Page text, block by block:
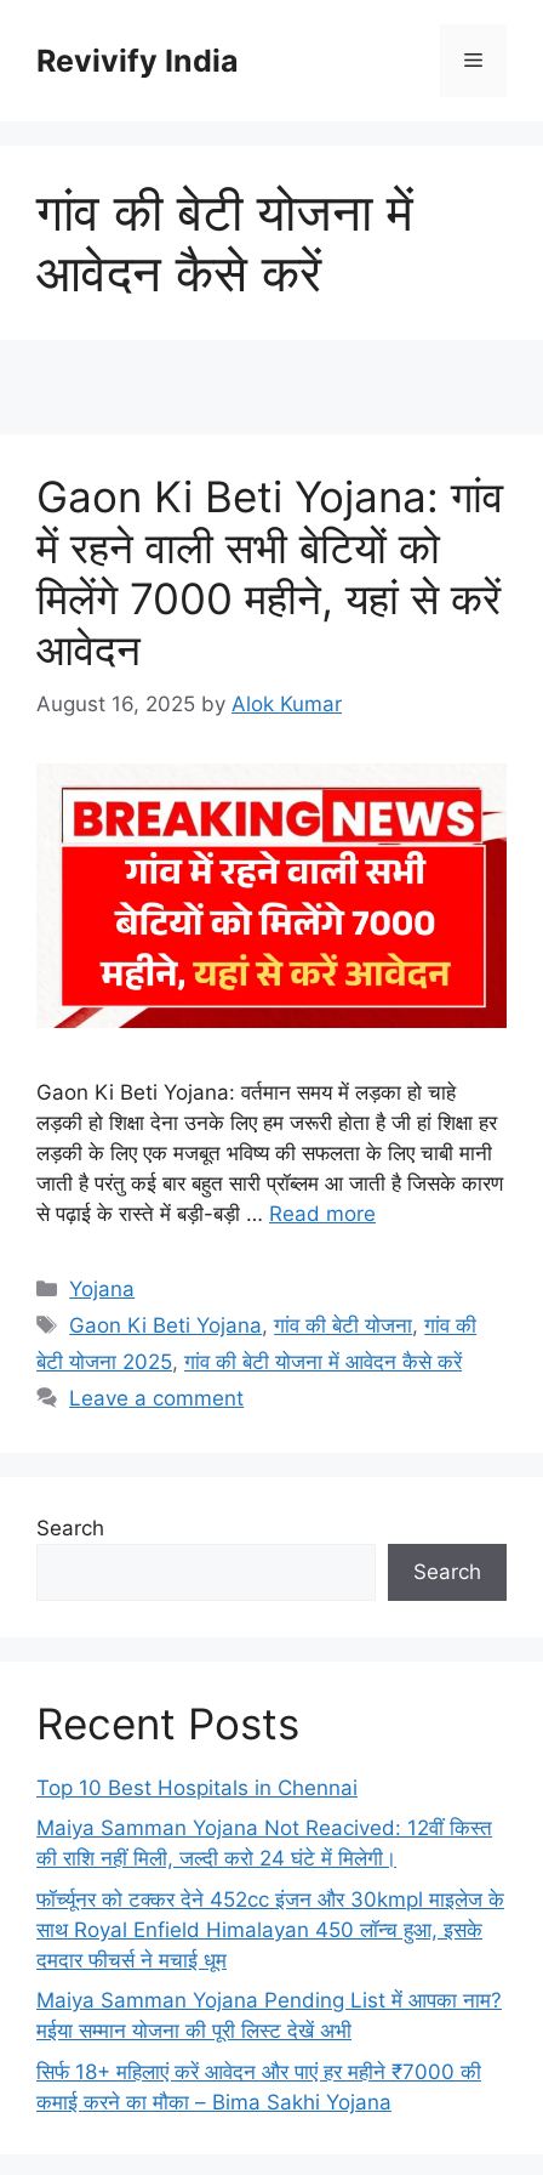
contentRevivify India Menu
गांव की बेटी योजना में
आवेदन कैसे करें
Gaon Ki Beti Yojana: गांव
में रहने वाली सभी बेटियों को
मिलेंगे 7000 महीने, यहां से करें
आवेदन
August 16, 2025 by Alok Kumar
Gaon Ki Beti Yojana: वर्तमान समय में लड़का हो चाहे
लड़की हो शिक्षा देना उनके लिए हम जरूरी होता है जी हां शिक्षा हर
लड़की के लिए एक मजबूत भविष्य की सफलता के लिए चाबी मानी
जाती है परंतु कई बार बहुत सारी प्रॉब्लम आ जाती है जिसके कारण
से पढ़ाई के रास्ते में बड़ी-बड़ी … Read more
Categories
Yojana
Tags
Gaon Ki Beti Yojana,गांव की बेटी योजना,गांव की
बेटी योजना 2025,गांव की बेटी योजना में आवेदन कैसे करें
Leave a comment
Search
Search
Recent Posts
Top 10 Best Hospitals in Chennai
Maiya Samman Yojana Not Reacived: 12वीं किस्त
की राशि नहीं मिली, जल्दी करो 24 घंटे में मिलेगी।
फॉर्च्यूनर को टक्कर देने 452cc इंजन और 30kmpl माइलेज के
साथ Royal Enfield Himalayan 450 लॉन्च हुआ, इसके
दमदार फीचर्स ने मचाई धूम
Maiya Samman Yojana Pending List में आपका नाम?
मईया सम्मान योजना की पूरी लिस्ट देखें अभी
सिर्फ 18+ महिलाएं करें आवेदन और पाएं हर महीने ₹7000 की
कमाई करने का मौका – Bima Sakhi Yojana